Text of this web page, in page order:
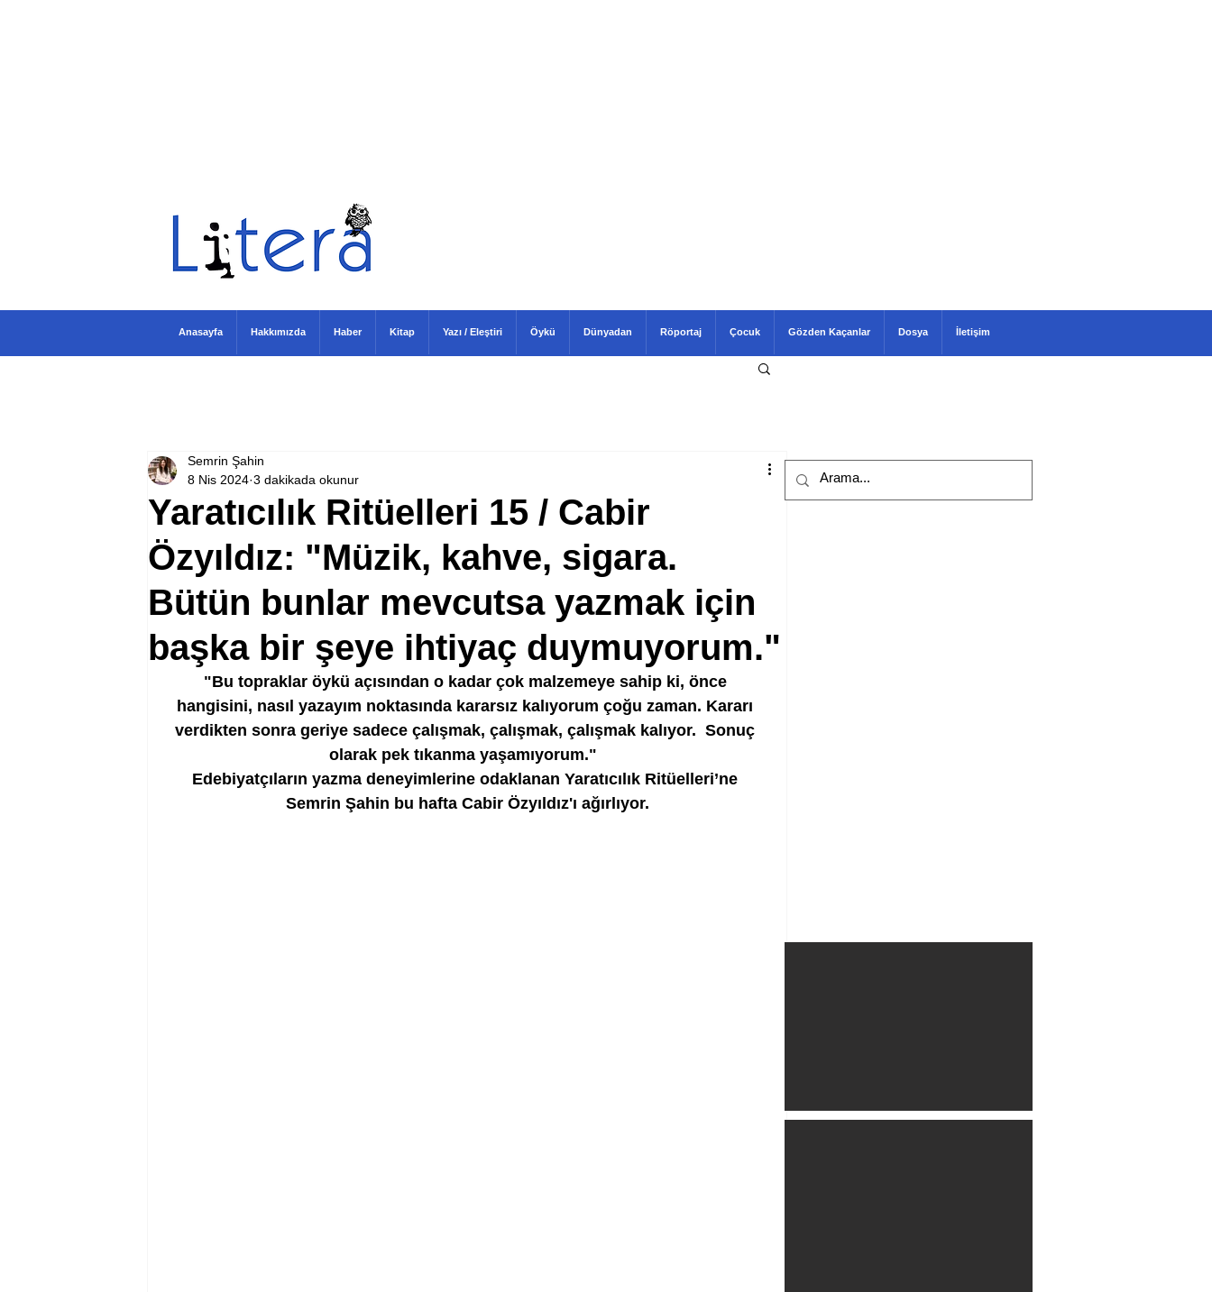
Yaratıcılık Ritüelleri 15 / Cabir
Özyıldız: "Müzik, kahve, sigara.
Bütün bunlar mevcutsa yazmak için
başka bir şeye ihtiyaç duymuyorum."
Semrin Şahin
8 Nis 2024 3 dakikada okunur
"Bu topraklar öykü açısından o kadar çok malzemeye sahip ki, önce
hangisini, nasıl yazayım noktasında kararsız kalıyorum çoğu zaman. Kararı
verdikten sonra geriye sadece çalışmak, çalışmak, çalışmak kalıyor.  Sonuç
olarak pek tıkanma yaşamıyorum."
Edebiyatçıların yazma deneyimlerine odaklanan Yaratıcılık Ritüelleri’ne
Semrin Şahin bu hafta Cabir Özyıldız'ı ağırlıyor.
Anasayfa Hakkımızda Haber Kitap Yazı / Eleştiri Öykü Dünyadan Röportaj Çocuk Gözden Kaçanlar Dosya İletişim